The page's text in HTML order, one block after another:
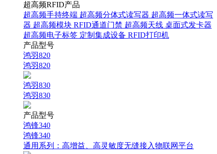
超高频RFID产品
超高频手持终端 超高频分体式读写器 超高频一体式读写
器 超高频模块 RFID通道门禁 超高频天线 桌面式发卡器
超高频电子标签 定制集成设备 RFID打印机
产品型号
鸿羽820
鸿羽820
鸿羽830
鸿羽830
产品型号
鸿锋340
鸿锋340
通用系列： 高增益、高灵敏度无缝接入物联网平台